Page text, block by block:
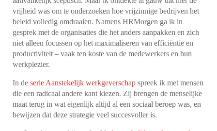
vrijheid was om te onderzoeken hoe vrijzinnige bedrijven het
beleid volledig omdraaien. Namens HRMorgen ga ik in
gesprek met de organisaties die het anders aanpakken en zich
niet alleen focussen op het maximaliseren van efficiëntie en
productiviteit – vaak ten koste van de medewerkers en hun
werkplezier.
In deserie Aanstekelijk werkgeverschap spreek ik met mensen
die een radicaal andere kant kiezen. Zij brengen de menselijke
maat terug in wat eigenlijk altijd al een sociaal beroep was, en
bewijzen dat deze strategie veel succesvoller is.